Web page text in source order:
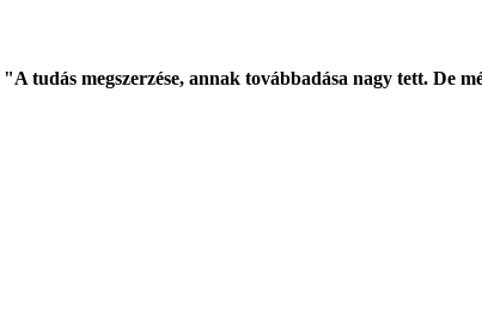
"A tudás megszerzése, annak továbbadása nagy tett. De